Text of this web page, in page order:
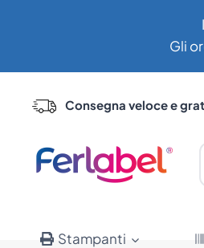
Gli
Consegna veloce e
Stampanti